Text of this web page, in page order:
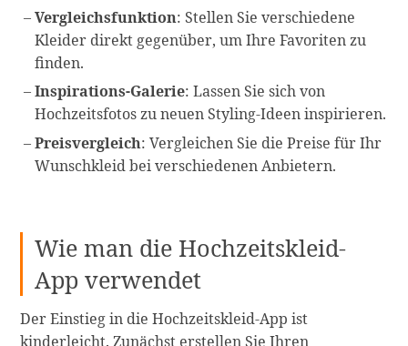
Vergleichsfunktion: Stellen Sie verschiedene
Kleider direkt gegenüber, um Ihre Favoriten zu
finden.
Inspirations-Galerie: Lassen Sie sich von
Hochzeitsfotos zu neuen Styling-Ideen inspirieren.
Preisvergleich: Vergleichen Sie die Preise für Ihr
Wunschkleid bei verschiedenen Anbietern.
Wie man die Hochzeitskleid-
App verwendet
Der Einstieg in die Hochzeitskleid-App ist
kinderleicht. Zunächst erstellen Sie Ihren